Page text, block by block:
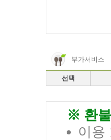
부가서비스
선택
※ 환
이용